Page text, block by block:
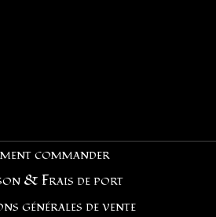
commander
& Frais de port
générales de vente